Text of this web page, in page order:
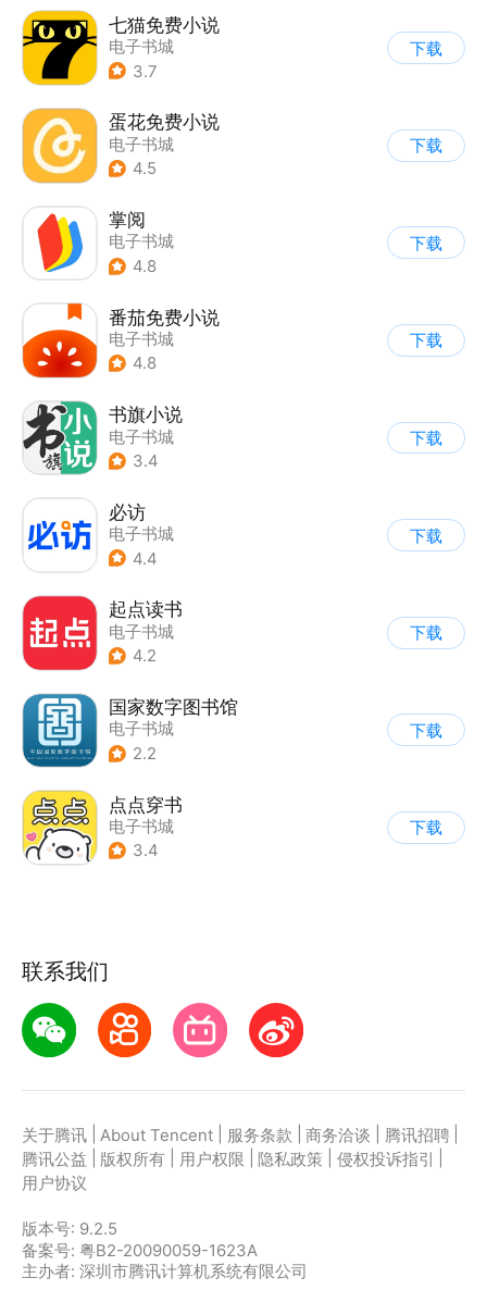
七猫免费小说
电子书城
3.7
下载
蛋花免费小说
电子书城
4.5
下载
掌阅
电子书城
4.8
下载
番茄免费小说
电子书城
4.8
下载
书旗小说
电子书城
3.4
下载
必访
电子书城
4.4
下载
起点读书
电子书城
4.2
下载
国家数字图书馆
电子书城
2.2
下载
点点穿书
电子书城
3.4
下载
联系我们
关于腾讯 About Tencent 服务条款 商务洽谈 腾讯招聘
腾讯公益
版权所有 用户权限 隐私政策 侵权投诉指引
用户协议
版本号: 9.2.5
备案号: 粤B2-20090059-1623A
主办者: 深圳市腾讯计算机系统有限公司